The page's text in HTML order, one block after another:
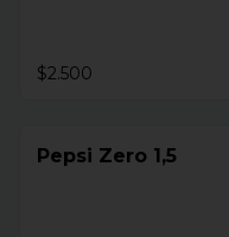
$2.500
Pepsi Zero 1,5